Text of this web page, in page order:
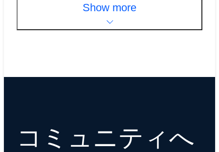
Show more
コミュニティへ